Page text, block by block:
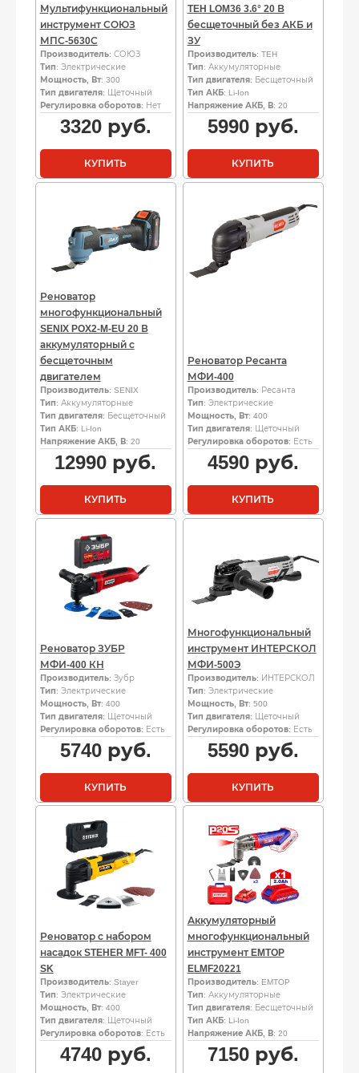
Мультифункциональный
инструмент СОЮЗ
МПС-5630С
Производитель: СОЮЗ
Тип: Электрические
Мощность, Вт: 300
Тип двигателя: Щеточный
Регулировка оборотов: Нет
3320руб.
КУПИТЬ
TEH LOM36 3.6° 20 В
бесщеточный без АКБ и
ЗУ
Производитель: TEH
Тип: Аккумуляторные
Тип двигателя: Бесщеточный
Тип АКБ: Li-Ion
Напряжение АКБ, В: 20
5990руб.
КУПИТЬ
Реноватор
многофункциональный
SENIX POX2-M-EU 20 В
аккумуляторный с
бесщеточным
двигателем
Производитель: SENIX
Тип: Аккумуляторные
Тип двигателя: Бесщеточный
Тип АКБ: Li-Ion
Напряжение АКБ, В: 20
12990 руб.
КУПИТЬ
Реноватор Ресанта
МФИ-400
Производитель: Ресанта
Тип: Электрические
Мощность, Вт: 400
Тип двигателя: Щеточный
Регулировка оборотов: Есть
4590руб.
КУПИТЬ
Реноватор ЗУБР
МФИ-400 КН
Производитель: Зубр
Тип: Электрические
Мощность, Вт: 400
Тип двигателя: Щеточный
Регулировка оборотов: Есть
5740руб.
КУПИТЬ
Многофункциональный
инструмент ИНТЕРСКОЛ
МФИ-500Э
Производитель: ИНТЕРСКОЛ
Тип: Электрические
Мощность, Вт: 500
Тип двигателя: Щеточный
Регулировка оборотов: Есть
5590руб.
КУПИТЬ
Реноватор с набором
насадок STEHER MFT- 400
SK
Производитель: Stayer
Тип: Электрические
Мощность, Вт: 400
Тип двигателя: Щеточный
Регулировка оборотов: Есть
4740руб.
Аккумуляторный
многофункциональный
инструмент EMTOP
ELMF20221
Производитель: EMTOP
Тип: Аккумуляторные
Тип двигателя: Бесщеточный
Тип АКБ: Li-Ion
Напряжение АКБ, В: 20
7150руб.